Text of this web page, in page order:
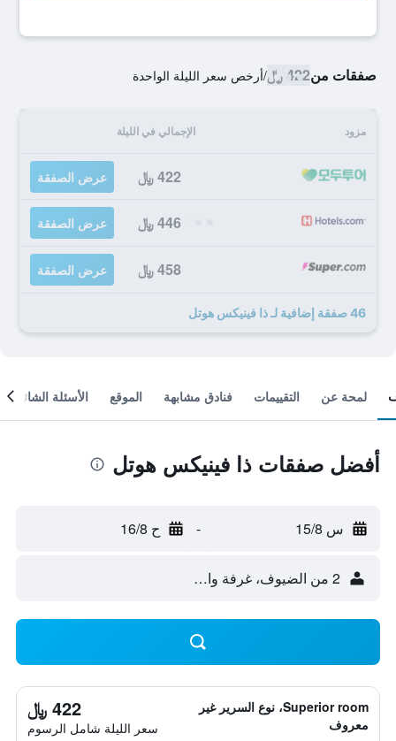
صفقات من422 ﷼ /أرخص سعر الليلة الواحدة
مزود الإجمالي في الليلة
422 ﷼ عرض الصفقة
446 ﷼ عرض الصفقة
458 ﷼ عرض الصفقة
46 صفقة إضافية لـ ذا فينيكس هوتل
لمحة عن التقييمات فنادق مشابهة الموقع الأسئلة الشائعة
أفضل صفقات ذا فينيكس هوتل
س 15/8 - ح 16/8
2 من الضيوف، غرفة واحدة
Superior room، نوع السرير غير
معروف
422 ﷼
سعر الليلة شامل الرسوم